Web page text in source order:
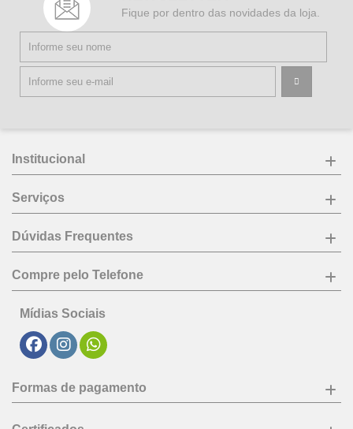
Fique por dentro das novidades da loja.
Institucional
Serviços
Dúvidas Frequentes
Compre pelo Telefone
Mídias Sociais
Formas de pagamento